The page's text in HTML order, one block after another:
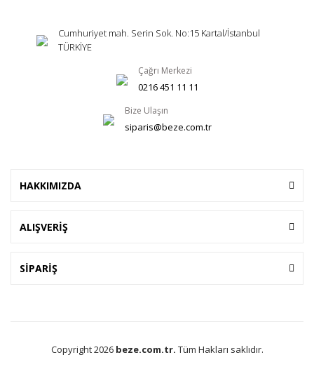
Cumhuriyet mah. Serin Sok. No:15 Kartal/İstanbul
TÜRKİYE
Çağrı Merkezi
0216 451 11 11
Bize Ulaşın
siparis@beze.com.tr
HAKKIMIZDA
ALIŞVERİŞ
SİPARİŞ
Copyright 2026 beze.com.tr. Tüm Hakları saklıdır.